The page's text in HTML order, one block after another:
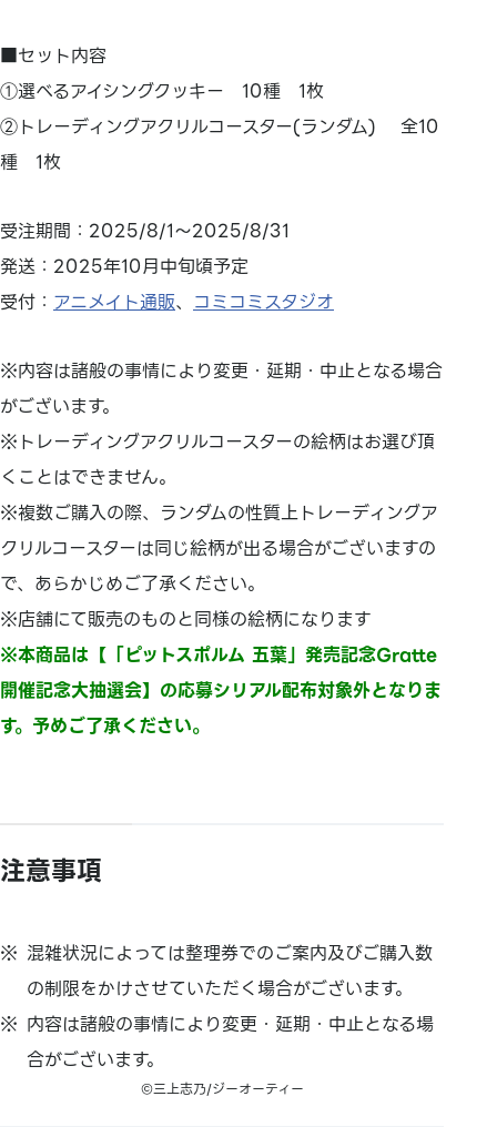
■セット内容
①選べるアイシングクッキー 10種 1枚
②トレーディングアクリルコースター(ランダム) 全10
種 1枚
受注期間：2025/8/1～2025/8/31
発送：2025年10月中旬頃予定
受付： アニメイト通販、 コミコミスタジオ
※内容は諸般の事情により変更・延期・中止となる場合
がございます。
※トレーディングアクリルコースターの絵柄はお選び頂
くことはできません。
※複数ご購入の際、ランダムの性質上トレーディングア
クリルコースターは同じ絵柄が出る場合がございますの
で、あらかじめご了承ください。
※店舗にて販売のものと同様の絵柄になります
※本商品は【「ピットスポルム 五葉」発売記念Gratte
開催記念大抽選会】の応募シリアル配布対象外となりま
す。予めご了承ください。
注意事項
混雑状況によっては整理券でのご案内及びご購入数
の制限をかけさせていただく場合がございます。
内容は諸般の事情により変更・延期・中止となる場
合がございます。
©三上志乃/ジーオーティー